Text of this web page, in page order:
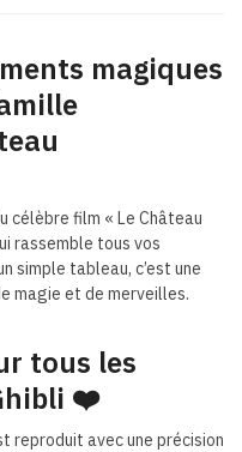
magiques
célèbre film « Le Château
rassemble tous vos
simple tableau, c’est une
magie et de merveilles.
tous les
❤️
reproduit avec une précision